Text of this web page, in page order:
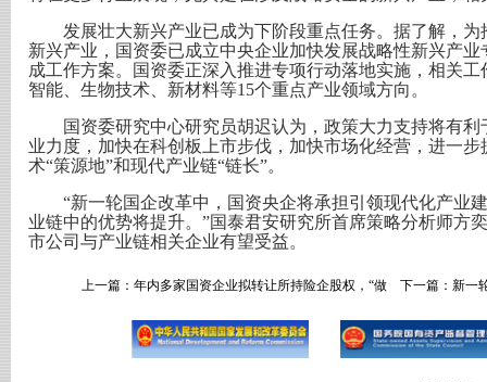
发展壮大新兴产业已成为下阶段重点任务。据了解，为
新兴产业，国资委已成立中央企业加快发展战略性新兴产
成工作方案。国资委正深入推进专项行动落地实施，相关
智能、生物技术、新材料等15个重点产业领域方向。
国资委研究中心研究员胡迟认为，政策大力支持将有利
业力度，加快在科创板上市步伐，加快市场化经营，进一
术“策源地”和现代产业链“链长”。
“新一轮国企改革中，国资央企将承担引领现代化产业
业链中的优势将提升。”国泰君安研究所首席策略分析师方
市公司与产业链相关企业有望受益。
上一篇： 年内多家国资企业拟转让所持险企股权，“做 下一篇： 新一